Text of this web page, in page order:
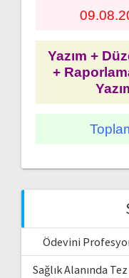
Yazım +
+
Ödevini
Sağlık Alanında